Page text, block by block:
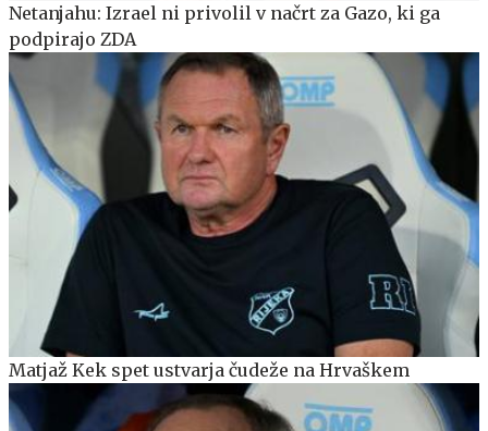
Netanjahu: Izrael ni privolil v načrt za Gazo, ki ga
podpirajo ZDA
Matjaž Kek spet ustvarja čudeže na Hrvaškem